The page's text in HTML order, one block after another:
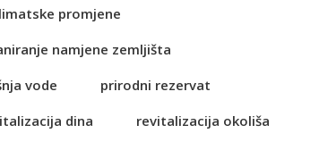
promjene
namjene zemljišta
vode
prirodni rezervat
dina
revitalizacija okoliša